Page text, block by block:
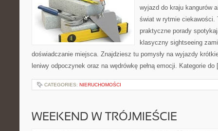
wyjazd do kraju kangurów
świat w rytmie ciekawości.
praktyczne porady
klasyczny sightseeing
doświadczanie miejsca. Znajdziesz tu pomysły na wyjazdy
leniwy odpoczynek oraz na wędrówkę pełną emocji. Kategorie
CATEGORIES: NIERUCHOMOŚCI
WEEKEND W TRÓJMIEŚCIE